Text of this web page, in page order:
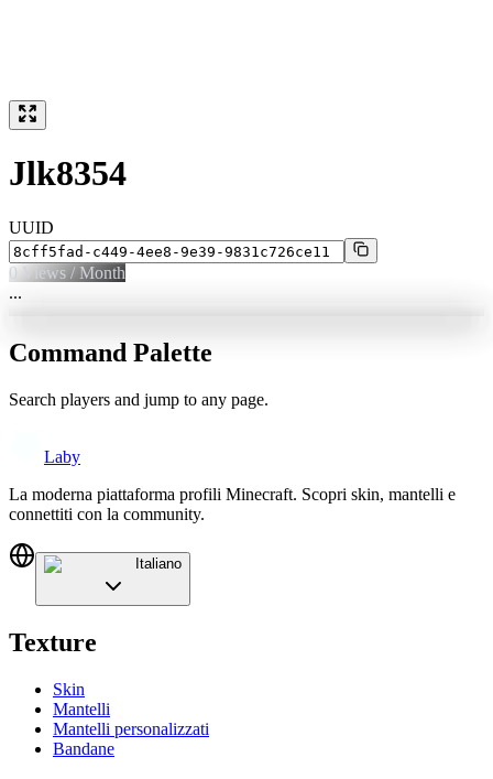
Jlk8354
UUID
0 Views / Month
...
Command Palette
Search players and jump to any page.
Laby
La moderna piattaforma profili Minecraft. Scopri skin, mantelli e
connettiti con la community.
Italiano
Texture
Skin
Mantelli
Mantelli personalizzati
Bandane